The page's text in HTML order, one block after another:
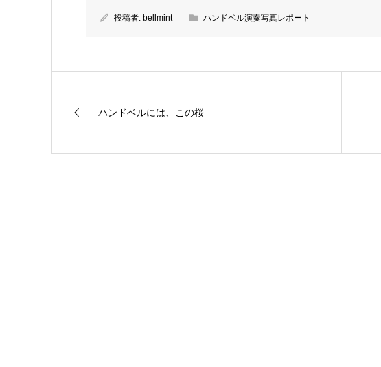
投稿者: bellmint ハンドベル演奏写真レポート
ハンドベルには、この桜